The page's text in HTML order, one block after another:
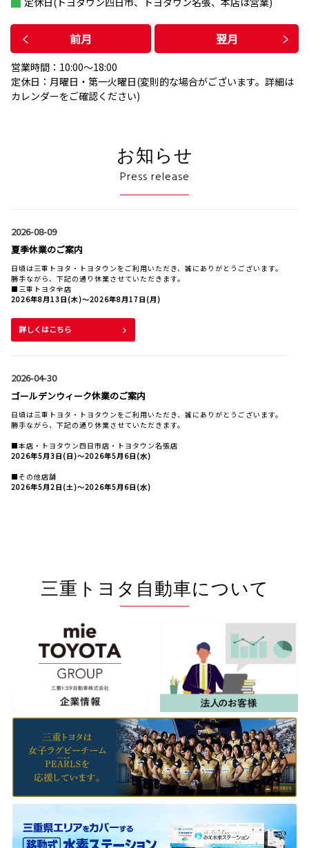
前月 翌月
営業時間：10:00〜18:00
定休日：月曜日・第一火曜日(変則的な場合がございます。詳細は
カレンダーをご確認ください)
お知らせ
Press release
2026-08-09
夏季休業のご案内
日頃は三重トヨタ・トヨタウンをご利用いただき、誠にありがとうございます。
勝手ながら、下記の通り休業させていただきます。
■三重トヨタ全店
2026年8月13日(木)〜2026年8月17日(月)
詳しくはこちら
2026-04-30
ゴールデンウィーク休業のご案内
日頃は三重トヨタ・トヨタウンをご利用いただき、誠にありがとうございます。
勝手ながら、下記の通り休業させていただきます。
■本店・トヨタウン四日市店・トヨタウン名張店
2026年5月3日(日)〜2026年5月6日(水)
■その他店舗
2026年5月2日(土)〜2026年5月6日(水)
ファミリーマートとトヨタのお店が全国初の共同企画
車「bZ4X」（ビーズィーフォーエックス）などの試乗会を三重県内のファミリ
ーマート5店舗にて開催いたします。
詳しくはこちら
日頃は三重トヨタ・トヨタウンをご利用いただき、誠にありがとうございます。
勝手ながら、下記の通り休業させていただきます。
■三重トヨタ全店
2025年12月29日(月)〜2026年1月3日(土)
三重トヨタ自動車について